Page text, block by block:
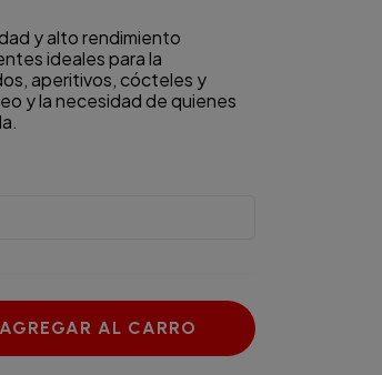
y alto rendimiento
ideales para la
aperitivos, cócteles y
y la necesidad de quienes
AGREGAR AL CARRO